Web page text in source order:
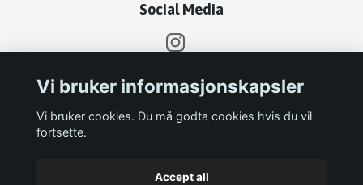
Social Media
Vi bruker informasjonskapsler
Vi bruker cookies. Du må godta cookies hvis du vil
fortsette.
Accept all